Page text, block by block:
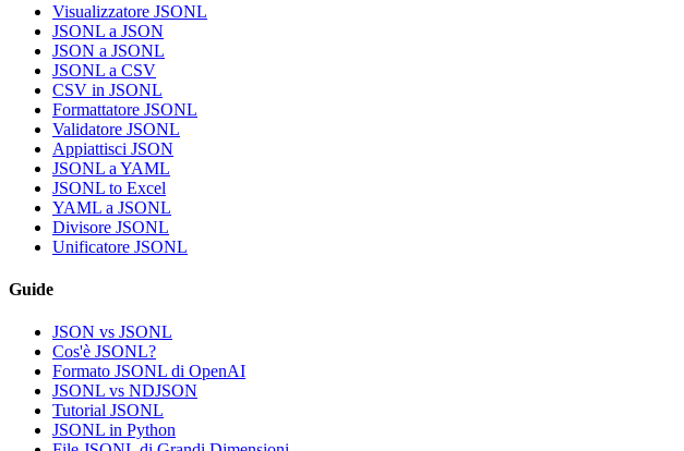
Visualizzatore JSONL
JSONL a JSON
JSON a JSONL
JSONL a CSV
CSV in JSONL
Formattatore JSONL
Validatore JSONL
Appiattisci JSON
JSONL a YAML
JSONL to Excel
YAML a JSONL
Divisore JSONL
Unificatore JSONL
Guide
JSON vs JSONL
Cos'è JSONL?
Formato JSONL di OpenAI
JSONL vs NDJSON
Tutorial JSONL
JSONL in Python